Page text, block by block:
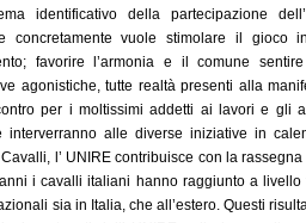
identificativo della partecipazione
concretamente vuole stimolare il gioco
favorire l’armonia e il comune
agonistiche, tutte realtà presenti alla
per i moltissimi addetti ai lavori e gli
alle diverse iniziative in
l’ UNIRE contribuisce con la
i cavalli italiani hanno raggiunto a livello
sia in Italia, che all’estero. Questi